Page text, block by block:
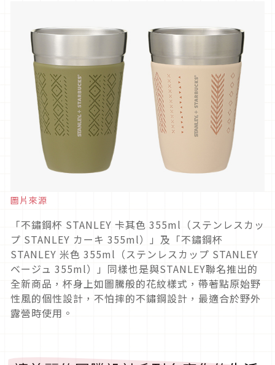
圖片來源
「不鏽鋼杯 STANLEY 卡其色 355ml（ステンレスカッ
プ STANLEY カーキ 355ml）」及「不鏽鋼杯
STANLEY 米色 355ml（ステンレスカップ STANLEY
ベージュ 355ml）」同樣也是與STANLEY聯名推出的
全新商品，杯身上如圖騰般的花紋樣式，帶著點原始野
性風的個性設計，不怕摔的不鏽鋼設計，最適合於野外
露營時使用。